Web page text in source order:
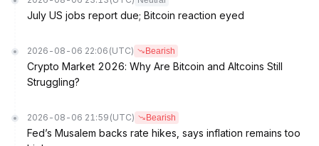
July US jobs report due; Bitcoin reaction eyed
2026-08-06 22:06 (UTC) Bearish
Crypto Market 2026: Why Are Bitcoin and Altcoins Still
Struggling?
2026-08-06 21:59 (UTC) Bearish
Fed’s Musalem backs rate hikes, says inflation remains too